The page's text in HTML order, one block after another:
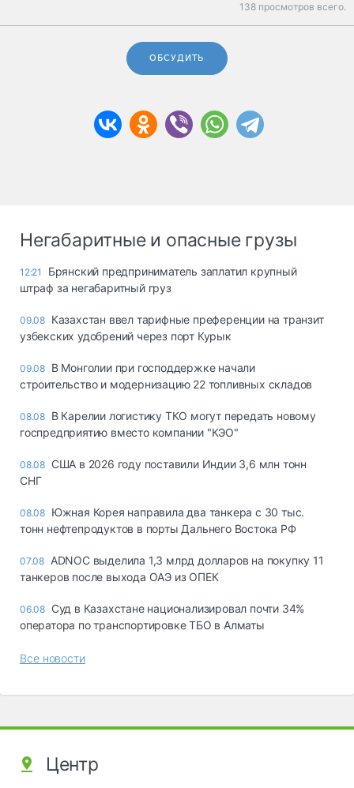
138 просмотров всего.
ОБСУДИТЬ
Негабаритные и опасные грузы
12:21
Брянский предприниматель заплатил крупный
штраф за негабаритный груз
09.08 Казахстан ввел тарифные преференции на транзит
узбекских удобрений через порт Курык
09.08 В Монголии при господдержке начали
строительство и модернизацию 22 топливных складов
08.08 В Карелии логистику ТКО могут передать новому
госпредприятию вместо компании "КЭО"
08.08 США в 2026 году поставили Индии 3,6 млн тонн
СНГ
08.08 Южная Корея направила два танкера с 30 тыс.
тонн нефтепродуктов в порты Дальнего Востока РФ
07.08 ADNOC выделила 1,3 млрд долларов на покупку 11
танкеров после выхода ОАЭ из ОПЕК
06.08 Суд в Казахстане национализировал почти 34%
оператора по транспортировке ТБО в Алматы
Все новости
Центр